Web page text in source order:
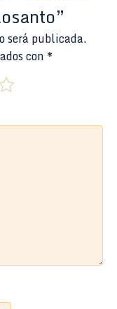
será publicada.
con *